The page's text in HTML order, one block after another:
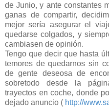
de Junio, y ante constantes
ganas de compartir,
mejor sería asegurar el
quedarse colgados, y
cambiasen de opinión.
Tengo que decir que hasta
temores de quedarnos sin
de gente deseosa de
sobretodo desde la
trayectos en coche, donde
dejado anuncio ( http://